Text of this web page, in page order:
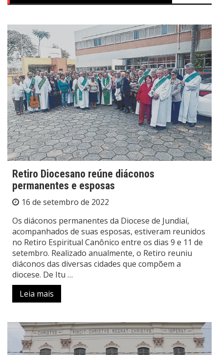
Retiro Diocesano reúne diáconos
permanentes e esposas
16 de setembro de 2022
Os diáconos permanentes da Diocese de Jundiaí,
acompanhados de suas esposas, estiveram reunidos
no Retiro Espiritual Canônico entre os dias 9 e 11 de
setembro. Realizado anualmente, o Retiro reuniu
diáconos das diversas cidades que compõem a
diocese. De Itu …
Leia mais